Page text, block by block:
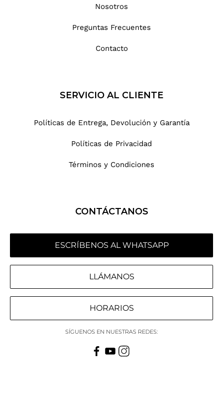
Nosotros
Preguntas Frecuentes
Contacto
SERVICIO AL CLIENTE
Políticas de Entrega, Devolución y Garantía
Políticas de Privacidad
Términos y Condiciones
CONTÁCTANOS
ESCRÍBENOS AL WHATSAPP
LLÁMANOS
HORARIOS
SÍGUENOS EN NUESTRAS REDES: